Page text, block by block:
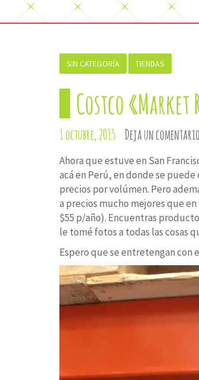
SIN CATEGORÍA TIENDAS
Costco «Market
1 octubre, 2015 Deja un comentario
Ahora que estuve en San
acá en Perú, en donde se
precios por volúmen. Pero
a precios mucho mejores que
$55 p/año). Encuentras
le tomé fotos a todas las cosas
Espero que se entretengan